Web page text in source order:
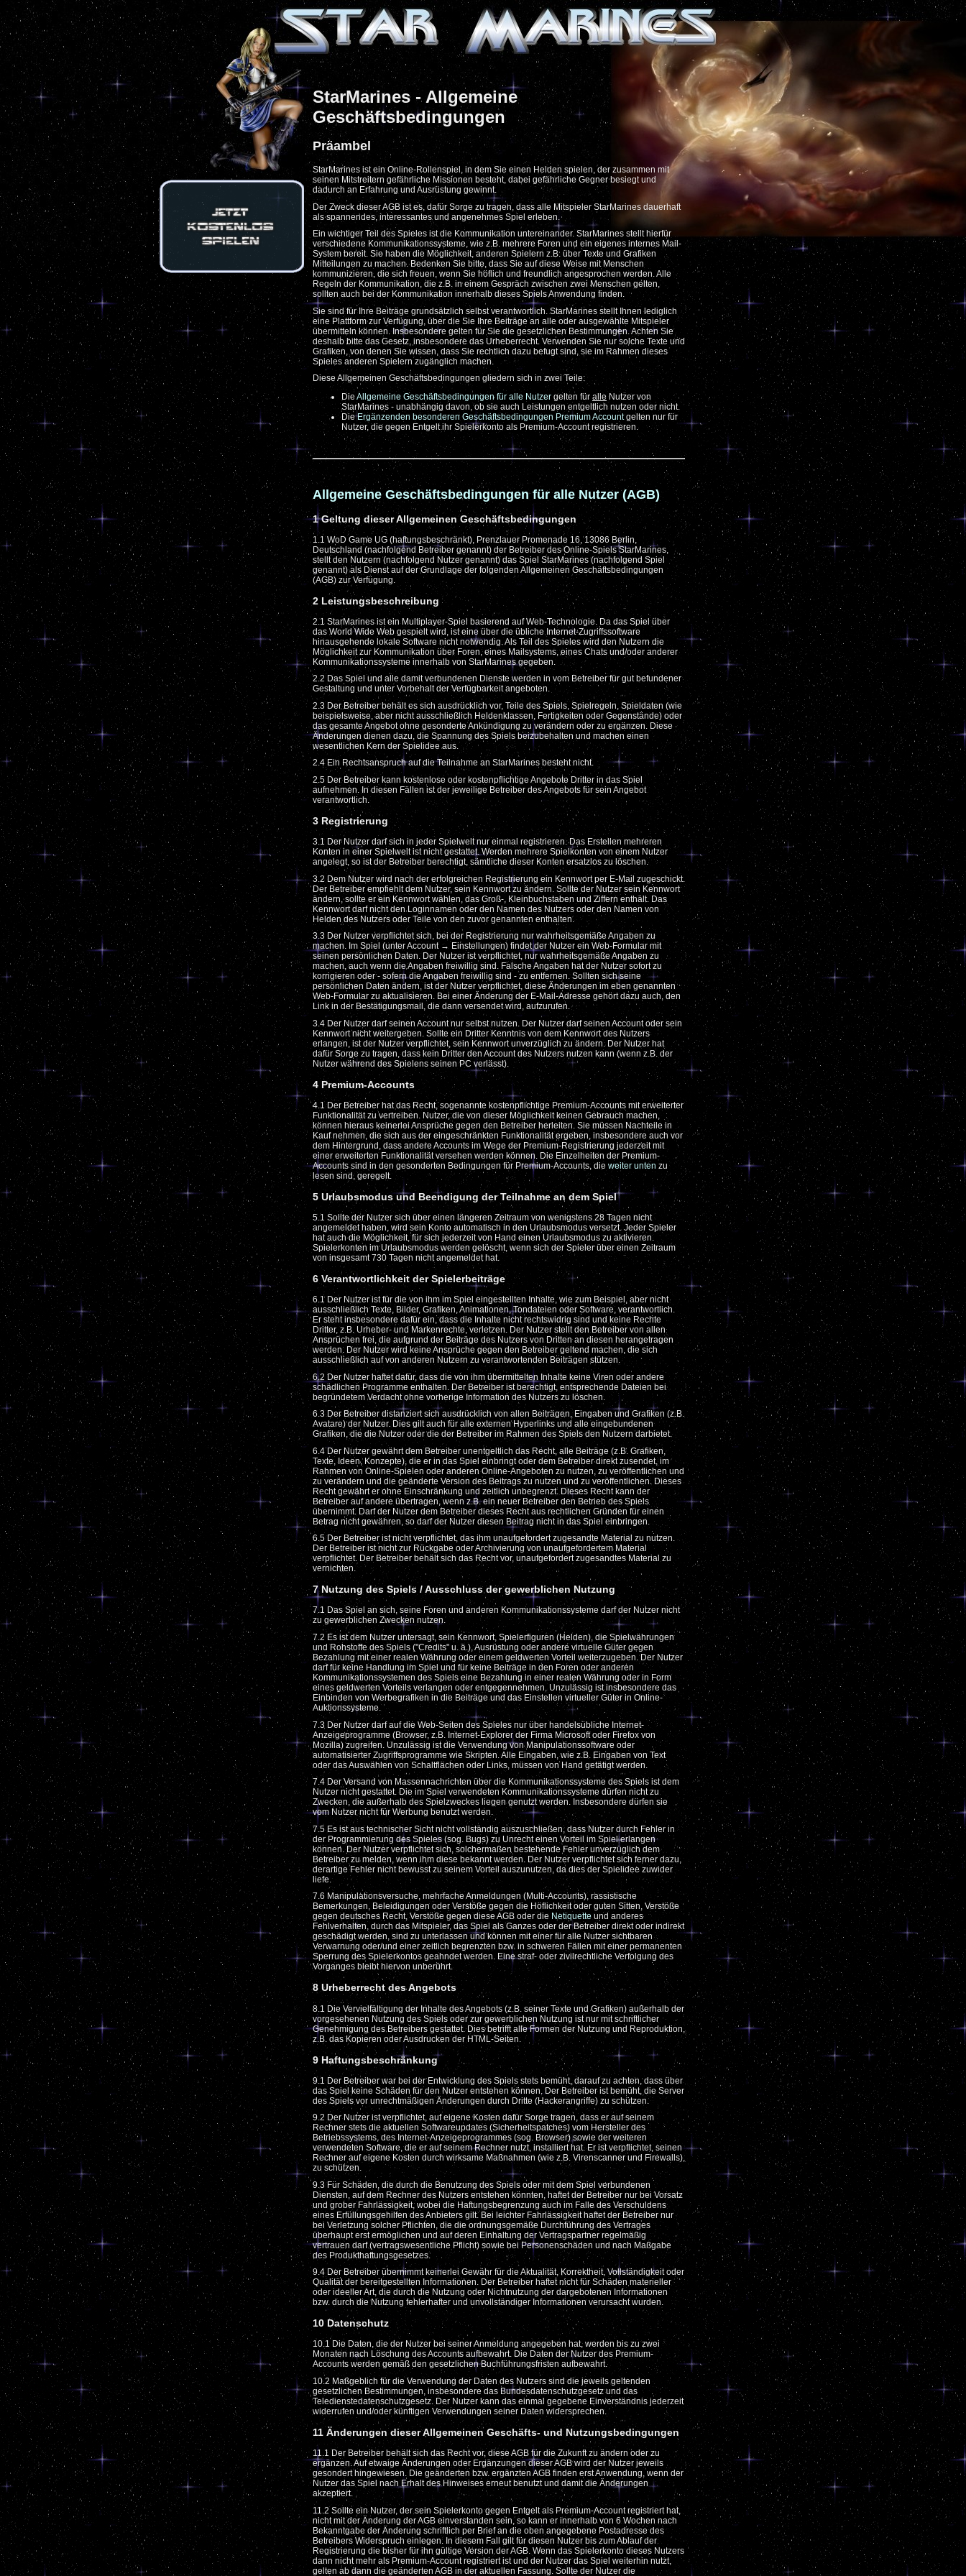
StarMarines - Allgemeine
Geschäftsbedingungen
Präambel
StarMarines ist ein Online-Rollenspiel, in dem Sie einen Helden spielen, der zusammen mit
seinen Mitstreitern gefährliche Missionen besteht, dabei gefährliche Gegner besiegt und
dadurch an Erfahrung und Ausrüstung gewinnt.
Der Zweck dieser AGB ist es, dafür Sorge zu tragen, dass alle Mitspieler StarMarines dauerhaft
als spannendes, interessantes und angenehmes Spiel erleben.
Ein wichtiger Teil des Spieles ist die Kommunikation untereinander. StarMarines stellt hierfür
verschiedene Kommunikationssysteme, wie z.B. mehrere Foren und ein eigenes internes Mail-
System bereit. Sie haben die Möglichkeit, anderen Spielern z.B. über Texte und Grafiken
Mitteilungen zu machen. Bedenken Sie bitte, dass Sie auf diese Weise mit Menschen
kommunizieren, die sich freuen, wenn Sie höflich und freundlich angesprochen werden. Alle
Regeln der Kommunikation, die z.B. in einem Gespräch zwischen zwei Menschen gelten,
sollten auch bei der Kommunikation innerhalb dieses Spiels Anwendung finden.
Sie sind für Ihre Beiträge grundsätzlich selbst verantwortlich. StarMarines stellt Ihnen lediglich
eine Plattform zur Verfügung, über die Sie Ihre Beiträge an alle oder ausgewählte Mitspieler
übermitteln können. Insbesondere gelten für Sie die gesetzlichen Bestimmungen. Achten Sie
deshalb bitte das Gesetz, insbesondere das Urheberrecht. Verwenden Sie nur solche Texte und
Grafiken, von denen Sie wissen, dass Sie rechtlich dazu befugt sind, sie im Rahmen dieses
Spieles anderen Spielern zugänglich machen.
Diese Allgemeinen Geschäftsbedingungen gliedern sich in zwei Teile:
Die Allgemeine Geschäftsbedingungen für alle Nutzer gelten für alle Nutzer von
StarMarines - unabhängig davon, ob sie auch Leistungen entgeltlich nutzen oder nicht.
DieErgänzenden besonderen Geschäftsbedingungen Premium Accountgelten nur für
Nutzer, die gegen Entgelt ihr Spielerkonto als Premium-Account registrieren.
Allgemeine Geschäftsbedingungen für alle Nutzer (AGB)
1 Geltung dieser Allgemeinen Geschäftsbedingungen
1.1 WoD Game UG (haftungsbeschränkt), Prenzlauer Promenade 16, 13086 Berlin,
Deutschland (nachfolgend Betreiber genannt) der Betreiber des Online-Spiels StarMarines,
stellt den Nutzern (nachfolgend Nutzer genannt) das Spiel StarMarines (nachfolgend Spiel
genannt) als Dienst auf der Grundlage der folgenden Allgemeinen Geschäftsbedingungen
(AGB) zur Verfügung.
2 Leistungsbeschreibung
2.1 StarMarines ist ein Multiplayer-Spiel basierend auf Web-Technologie. Da das Spiel über
das World Wide Web gespielt wird, ist eine über die übliche Internet-Zugriffssoftware
hinausgehende lokale Software nicht notwendig. Als Teil des Spieles wird den Nutzern die
Möglichkeit zur Kommunikation über Foren, eines Mailsystems, eines Chats und/oder anderer
Kommunikationssysteme innerhalb von StarMarines gegeben.
2.2 Das Spiel und alle damit verbundenen Dienste werden in vom Betreiber für gut befundener
Gestaltung und unter Vorbehalt der Verfügbarkeit angeboten.
2.3 Der Betreiber behält es sich ausdrücklich vor, Teile des Spiels, Spielregeln, Spieldaten (wie
beispielsweise, aber nicht ausschließlich Heldenklassen, Fertigkeiten oder Gegenstände) oder
das gesamte Angebot ohne gesonderte Ankündigung zu verändern oder zu ergänzen. Diese
Änderungen dienen dazu, die Spannung des Spiels beizubehalten und machen einen
wesentlichen Kern der Spielidee aus.
2.4 Ein Rechtsanspruch auf die Teilnahme an StarMarines besteht nicht.
2.5 Der Betreiber kann kostenlose oder kostenpflichtige Angebote Dritter in das Spiel
aufnehmen. In diesen Fällen ist der jeweilige Betreiber des Angebots für sein Angebot
verantwortlich.
3 Registrierung
3.1 Der Nutzer darf sich in jeder Spielwelt nur einmal registrieren. Das Erstellen mehreren
Konten in einer Spielwelt ist nicht gestattet. Werden mehrere Spielkonten von einem Nutzer
angelegt, so ist der Betreiber berechtigt, sämtliche dieser Konten ersatzlos zu löschen.
3.2 Dem Nutzer wird nach der erfolgreichen Registrierung ein Kennwort per E-Mail zugeschickt.
Der Betreiber empfiehlt dem Nutzer, sein Kennwort zu ändern. Sollte der Nutzer sein Kennwort
ändern, sollte er ein Kennwort wählen, das Groß-, Kleinbuchstaben und Ziffern enthält. Das
Kennwort darf nicht den Loginnamen oder den Namen des Nutzers oder den Namen von
Helden des Nutzers oder Teile von den zuvor genannten enthalten.
3.3 Der Nutzer verpflichtet sich, bei der Registrierung nur wahrheitsgemäße Angaben zu
machen. Im Spiel (unter Account → Einstellungen) findet der Nutzer ein Web-Formular mit
seinen persönlichen Daten. Der Nutzer ist verpflichtet, nur wahrheitsgemäße Angaben zu
machen, auch wenn die Angaben freiwillig sind. Falsche Angaben hat der Nutzer sofort zu
korrigieren oder - sofern die Angaben freiwillig sind - zu entfernen. Sollten sich seine
persönlichen Daten ändern, ist der Nutzer verpflichtet, diese Änderungen im eben genannten
Web-Formular zu aktualisieren. Bei einer Änderung der E-Mail-Adresse gehört dazu auch, den
Link in der Bestätigungsmail, die dann versendet wird, aufzurufen.
3.4 Der Nutzer darf seinen Account nur selbst nutzen. Der Nutzer darf seinen Account oder sein
Kennwort nicht weitergeben. Sollte ein Dritter Kenntnis von dem Kennwort des Nutzers
erlangen, ist der Nutzer verpflichtet, sein Kennwort unverzüglich zu ändern. Der Nutzer hat
dafür Sorge zu tragen, dass kein Dritter den Account des Nutzers nutzen kann (wenn z.B. der
Nutzer während des Spielens seinen PC verlässt).
4 Premium-Accounts
4.1 Der Betreiber hat das Recht, sogenannte kostenpflichtige Premium-Accounts mit erweiterter
Funktionalität zu vertreiben. Nutzer, die von dieser Möglichkeit keinen Gebrauch machen,
können hieraus keinerlei Ansprüche gegen den Betreiber herleiten. Sie müssen Nachteile in
Kauf nehmen, die sich aus der eingeschränkten Funktionalität ergeben, insbesondere auch vor
dem Hintergrund, dass andere Accounts im Wege der Premium-Registrierung jederzeit mit
einer erweiterten Funktionalität versehen werden können. Die Einzelheiten der Premium-
Accounts sind in den gesonderten Bedingungen für Premium-Accounts, die weiter unten zu
lesen sind, geregelt.
5 Urlaubsmodus und Beendigung der Teilnahme an dem Spiel
5.1 Sollte der Nutzer sich über einen längeren Zeitraum von wenigstens 28 Tagen nicht
angemeldet haben, wird sein Konto automatisch in den Urlaubsmodus versetzt. Jeder Spieler
hat auch die Möglichkeit, für sich jederzeit von Hand einen Urlaubsmodus zu aktivieren.
Spielerkonten im Urlaubsmodus werden gelöscht, wenn sich der Spieler über einen Zeitraum
von insgesamt 730 Tagen nicht angemeldet hat.
6 Verantwortlichkeit der Spielerbeiträge
6.1 Der Nutzer ist für die von ihm im Spiel eingestellten Inhalte, wie zum Beispiel, aber nicht
ausschließlich Texte, Bilder, Grafiken, Animationen, Tondateien oder Software, verantwortlich.
Er steht insbesondere dafür ein, dass die Inhalte nicht rechtswidrig sind und keine Rechte
Dritter, z.B. Urheber- und Markenrechte, verletzen. Der Nutzer stellt den Betreiber von allen
Ansprüchen frei, die aufgrund der Beiträge des Nutzers von Dritten an diesen herangetragen
werden. Der Nutzer wird keine Ansprüche gegen den Betreiber geltend machen, die sich
ausschließlich auf von anderen Nutzern zu verantwortenden Beiträgen stützen.
6.2 Der Nutzer haftet dafür, dass die von ihm übermittelten Inhalte keine Viren oder andere
schädlichen Programme enthalten. Der Betreiber ist berechtigt, entsprechende Dateien bei
begründetem Verdacht ohne vorherige Information des Nutzers zu löschen.
6.3 Der Betreiber distanziert sich ausdrücklich von allen Beiträgen, Eingaben und Grafiken (z.B.
Avatare) der Nutzer. Dies gilt auch für alle externen Hyperlinks und alle eingebundenen
Grafiken, die die Nutzer oder die der Betreiber im Rahmen des Spiels den Nutzern darbietet.
6.4 Der Nutzer gewährt dem Betreiber unentgeltlich das Recht, alle Beiträge (z.B. Grafiken,
Texte, Ideen, Konzepte), die er in das Spiel einbringt oder dem Betreiber direkt zusendet, im
Rahmen von Online-Spielen oder anderen Online-Angeboten zu nutzen, zu veröffentlichen und
zu verändern und die geänderte Version des Beitrags zu nutzen und zu veröffentlichen. Dieses
Recht gewährt er ohne Einschränkung und zeitlich unbegrenzt. Dieses Recht kann der
Betreiber auf andere übertragen, wenn z.B. ein neuer Betreiber den Betrieb des Spiels
übernimmt. Darf der Nutzer dem Betreiber dieses Recht aus rechtlichen Gründen für einen
Betrag nicht gewähren, so darf der Nutzer diesen Beitrag nicht in das Spiel einbringen.
6.5 Der Betreiber ist nicht verpflichtet, das ihm unaufgefordert zugesandte Material zu nutzen.
Der Betreiber ist nicht zur Rückgabe oder Archivierung von unaufgefordertem Material
verpflichtet. Der Betreiber behält sich das Recht vor, unaufgefordert zugesandtes Material zu
vernichten.
7 Nutzung des Spiels / Ausschluss der gewerblichen Nutzung
7.1 Das Spiel an sich, seine Foren und anderen Kommunikationssysteme darf der Nutzer nicht
zu gewerblichen Zwecken nutzen.
7.2 Es ist dem Nutzer untersagt, sein Kennwort, Spielerfiguren (Helden), die Spielwährungen
und Rohstoffe des Spiels ("Credits" u. ä.), Ausrüstung oder andere virtuelle Güter gegen
Bezahlung mit einer realen Währung oder einem geldwerten Vorteil weiterzugeben. Der Nutzer
darf für keine Handlung im Spiel und für keine Beiträge in den Foren oder anderen
Kommunikationssystemen des Spiels eine Bezahlung in einer realen Währung oder in Form
eines geldwerten Vorteils verlangen oder entgegennehmen. Unzulässig ist insbesondere das
Einbinden von Werbegrafiken in die Beiträge und das Einstellen virtueller Güter in Online-
Auktionssysteme.
7.3 Der Nutzer darf auf die Web-Seiten des Spieles nur über handelsübliche Internet-
Anzeigeprogramme (Browser, z.B. Internet-Explorer der Firma Microsoft oder Firefox von
Mozilla) zugreifen. Unzulässig ist die Verwendung von Manipulationssoftware oder
automatisierter Zugriffsprogramme wie Skripten. Alle Eingaben, wie z.B. Eingaben von Text
oder das Auswählen von Schaltflächen oder Links, müssen von Hand getätigt werden.
7.4 Der Versand von Massennachrichten über die Kommunikationssysteme des Spiels ist dem
Nutzer nicht gestattet. Die im Spiel verwendeten Kommunikationssysteme dürfen nicht zu
Zwecken, die außerhalb des Spielzweckes liegen genutzt werden. Insbesondere dürfen sie
vom Nutzer nicht für Werbung benutzt werden.
7.5 Es ist aus technischer Sicht nicht vollständig auszuschließen, dass Nutzer durch Fehler in
der Programmierung des Spieles (sog. Bugs) zu Unrecht einen Vorteil im Spiel erlangen
können. Der Nutzer verpflichtet sich, solchermaßen bestehende Fehler unverzüglich dem
Betreiber zu melden, wenn ihm diese bekannt werden. Der Nutzer verpflichtet sich ferner dazu,
derartige Fehler nicht bewusst zu seinem Vorteil auszunutzen, da dies der Spielidee zuwider
liefe.
7.6 Manipulationsversuche, mehrfache Anmeldungen (Multi-Accounts), rassistische
Bemerkungen, Beleidigungen oder Verstöße gegen die Höflichkeit oder guten Sitten, Verstöße
gegen deutsches Recht, Verstöße gegen diese AGB oder die Netiquette und anderes
Fehlverhalten, durch das Mitspieler, das Spiel als Ganzes oder der Betreiber direkt oder indirekt
geschädigt werden, sind zu unterlassen und können mit einer für alle Nutzer sichtbaren
Verwarnung oder/und einer zeitlich begrenzten bzw. in schweren Fällen mit einer permanenten
Sperrung des Spielerkontos geahndet werden. Eine straf- oder zivilrechtliche Verfolgung des
Vorganges bleibt hiervon unberührt.
8 Urheberrecht des Angebots
8.1 Die Vervielfältigung der Inhalte des Angebots (z.B. seiner Texte und Grafiken) außerhalb der
vorgesehenen Nutzung des Spiels oder zur gewerblichen Nutzung ist nur mit schriftlicher
Genehmigung des Betreibers gestattet. Dies betrifft alle Formen der Nutzung und Reproduktion,
z.B. das Kopieren oder Ausdrucken der HTML-Seiten.
9 Haftungsbeschränkung
9.1 Der Betreiber war bei der Entwicklung des Spiels stets bemüht, darauf zu achten, dass über
das Spiel keine Schäden für den Nutzer entstehen können. Der Betreiber ist bemüht, die Server
des Spiels vor unrechtmäßigen Änderungen durch Dritte (Hackerangriffe) zu schützen.
9.2 Der Nutzer ist verpflichtet, auf eigene Kosten dafür Sorge tragen, dass er auf seinem
Rechner stets die aktuellen Softwareupdates (Sicherheitspatches) vom Hersteller des
Betriebssystems, des Internet-Anzeigeprogrammes (sog. Browser) sowie der weiteren
verwendeten Software, die er auf seinem Rechner nutzt, installiert hat. Er ist verpflichtet, seinen
Rechner auf eigene Kosten durch wirksame Maßnahmen (wie z.B. Virenscanner und Firewalls),
zu schützen.
9.3 Für Schäden, die durch die Benutzung des Spiels oder mit dem Spiel verbundenen
Diensten, auf dem Rechner des Nutzers entstehen könnten, haftet der Betreiber nur bei Vorsatz
und grober Fahrlässigkeit, wobei die Haftungsbegrenzung auch im Falle des Verschuldens
eines Erfüllungsgehilfen des Anbieters gilt. Bei leichter Fahrlässigkeit haftet der Betreiber nur
bei Verletzung solcher Pflichten, die die ordnungsgemäße Durchführung des Vertrages
überhaupt erst ermöglichen und auf deren Einhaltung der Vertragspartner regelmäßig
vertrauen darf (vertragswesentliche Pflicht) sowie bei Personenschäden und nach Maßgabe
des Produkthaftungsgesetzes.
9.4 Der Betreiber übernimmt keinerlei Gewähr für die Aktualität, Korrektheit, Vollständigkeit oder
Qualität der bereitgestellten Informationen. Der Betreiber haftet nicht für Schäden materieller
oder ideeller Art, die durch die Nutzung oder Nichtnutzung der dargebotenen Informationen
bzw. durch die Nutzung fehlerhafter und unvollständiger Informationen verursacht wurden.
10 Datenschutz
10.1 Die Daten, die der Nutzer bei seiner Anmeldung angegeben hat, werden bis zu zwei
Monaten nach Löschung des Accounts aufbewahrt. Die Daten der Nutzer des Premium-
Accounts werden gemäß den gesetzlichen Buchführungsfristen aufbewahrt.
10.2 Maßgeblich für die Verwendung der Daten des Nutzers sind die jeweils geltenden
gesetzlichen Bestimmungen, insbesondere das Bundesdatenschutzgesetz und das
Teledienstedatenschutzgesetz. Der Nutzer kann das einmal gegebene Einverständnis jederzeit
widerrufen und/oder künftigen Verwendungen seiner Daten widersprechen.
11 Änderungen dieser Allgemeinen Geschäfts- und Nutzungsbedingungen
11.1 Der Betreiber behält sich das Recht vor, diese AGB für die Zukunft zu ändern oder zu
ergänzen. Auf etwaige Änderungen oder Ergänzungen dieser AGB wird der Nutzer jeweils
gesondert hingewiesen. Die geänderten bzw. ergänzten AGB finden erst Anwendung, wenn der
Nutzer das Spiel nach Erhalt des Hinweises erneut benutzt und damit die Änderungen
akzeptiert.
11.2 Sollte ein Nutzer, der sein Spielerkonto gegen Entgelt als Premium-Account registriert hat,
nicht mit der Änderung der AGB einverstanden sein, so kann er innerhalb von 6 Wochen nach
Bekanntgabe der Änderung schriftlich per Brief an die oben angegebene Postadresse des
Betreibers Widerspruch einlegen. In diesem Fall gilt für diesen Nutzer bis zum Ablauf der
Registrierung die bisher für ihn gültige Version der AGB. Wenn das Spielerkonto dieses Nutzers
dann nicht mehr als Premium-Account registriert ist und der Nutzer das Spiel weiterhin nutzt,
gelten ab dann die geänderten AGB in der aktuellen Fassung. Sollte der Nutzer die